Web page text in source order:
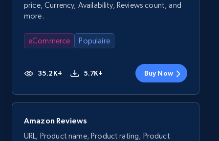
price, Currency, Availability, Reviews count, and
more.
eCommerce Populaire
35.2K+ 5.7K+ Buy Now
Amazon Reviews
URL, Product name, Product rating, Product